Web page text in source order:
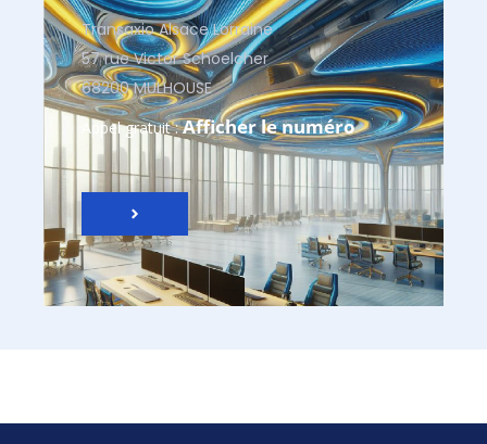
Transaxio Alsace Lorraine
57 rue Victor Schoelcher
68200 MULHOUSE
Appel gratuit :Afficher le numéro